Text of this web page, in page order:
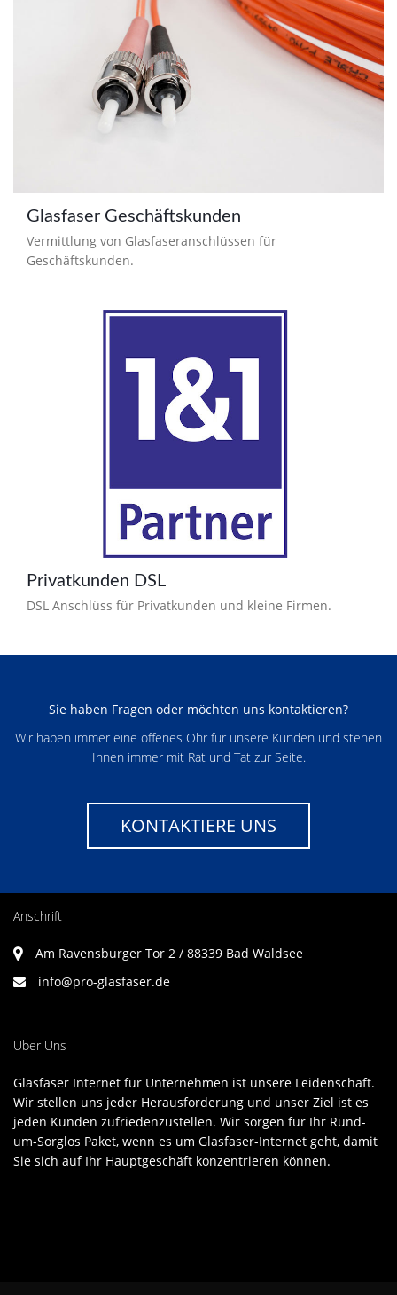
Glasfaser Geschäftskunden
Vermittlung von Glasfaseranschlüssen für
Geschäftskunden.
Privatkunden DSL
DSL Anschlüss für Privatkunden und kleine Firmen.
Sie haben Fragen oder möchten uns kontaktieren?
Wir haben immer eine offenes Ohr für unsere Kunden und stehen
Ihnen immer mit Rat und Tat zur Seite.
KONTAKTIERE UNS
Anschrift
Am Ravensburger Tor 2 / 88339 Bad Waldsee
info@pro-glasfaser.de
Über Uns
Glasfaser Internet für Unternehmen ist unsere Leidenschaft.
Wir stellen uns jeder Herausforderung und unser Ziel ist es
jeden Kunden zufriedenzustellen. Wir sorgen für Ihr Rund-
um-Sorglos Paket, wenn es um Glasfaser-Internet geht, damit
Sie sich auf Ihr Hauptgeschäft konzentrieren können.